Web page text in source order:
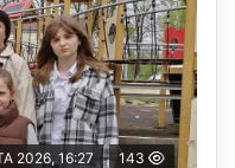
2026, 16:27 143